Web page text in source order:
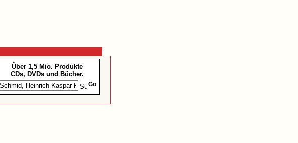
Über 1,5 Mio. Produkte
CDs, DVDs und Bücher.
Go